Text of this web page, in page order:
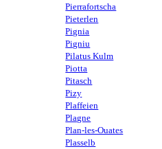
Pierrafortscha
Pieterlen
Pignia
Pigniu
Pilatus Kulm
Piotta
Pitasch
Pizy
Plaffeien
Plagne
Plan-les-Ouates
Plasselb